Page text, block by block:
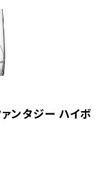
ンタジー ハイボ